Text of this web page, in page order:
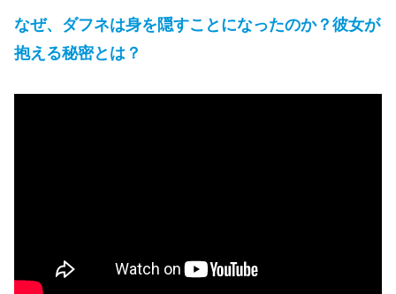
なぜ、ダフネは身を隠すことになったのか？彼女が
抱える秘密とは？